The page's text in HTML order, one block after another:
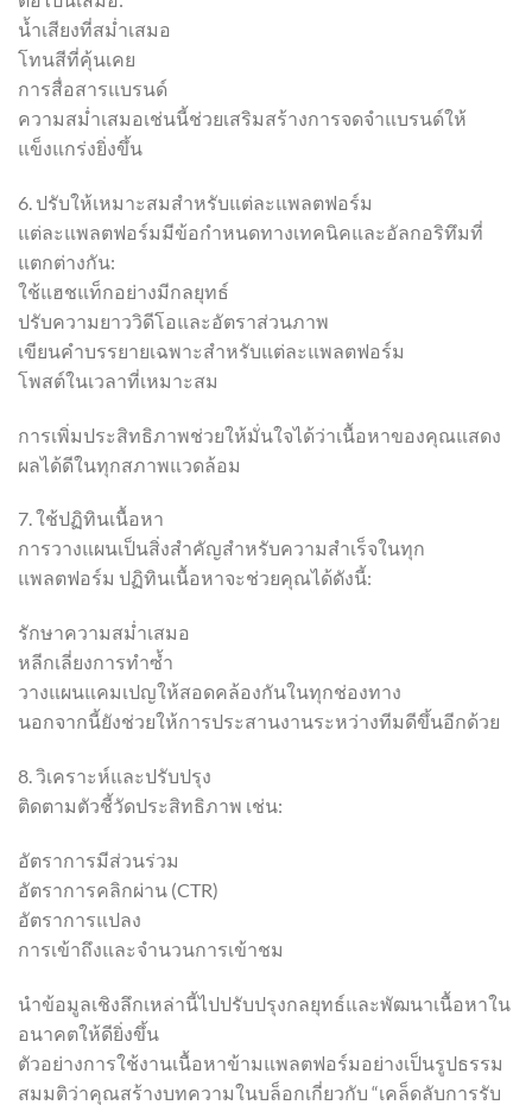
น้ำเสียงที่สม่ำเสมอ
โทนสีที่คุ้นเคย
การสื่อสารแบรนด์
ความสม่ำเสมอเช่นนี้ช่วยเสริมสร้างการจดจำแบรนด์ให้
แข็งแกร่งยิ่งขึ้น
6. ปรับให้เหมาะสมสำหรับแต่ละแพลตฟอร์ม
แต่ละแพลตฟอร์มมีข้อกำหนดทางเทคนิคและอัลกอริทึมที่
แตกต่างกัน:
ใช้แฮชแท็กอย่างมีกลยุทธ์
ปรับความยาววิดีโอและอัตราส่วนภาพ
เขียนคำบรรยายเฉพาะสำหรับแต่ละแพลตฟอร์ม
โพสต์ในเวลาที่เหมาะสม
การเพิ่มประสิทธิภาพช่วยให้มั่นใจได้ว่าเนื้อหาของคุณแสดง
ผลได้ดีในทุกสภาพแวดล้อม
7. ใช้ปฏิทินเนื้อหา
การวางแผนเป็นสิ่งสำคัญสำหรับความสำเร็จในทุก
แพลตฟอร์ม ปฏิทินเนื้อหาจะช่วยคุณได้ดังนี้:
รักษาความสม่ำเสมอ
หลีกเลี่ยงการทำซ้ำ
วางแผนแคมเปญให้สอดคล้องกันในทุกช่องทาง
นอกจากนี้ยังช่วยให้การประสานงานระหว่างทีมดีขึ้นอีกด้วย
8. วิเคราะห์และปรับปรุง
ติดตามตัวชี้วัดประสิทธิภาพ เช่น:
อัตราการมีส่วนร่วม
อัตราการคลิกผ่าน (CTR)
อัตราการแปลง
การเข้าถึงและจำนวนการเข้าชม
นำข้อมูลเชิงลึกเหล่านี้ไปปรับปรุงกลยุทธ์และพัฒนาเนื้อหาใน
อนาคตให้ดียิ่งขึ้น
ตัวอย่างการใช้งานเนื้อหาข้ามแพลตฟอร์มอย่างเป็นรูปธรรม
สมมติว่าคุณสร้างบทความในบล็อกเกี่ยวกับ “เคล็ดลับการรับ